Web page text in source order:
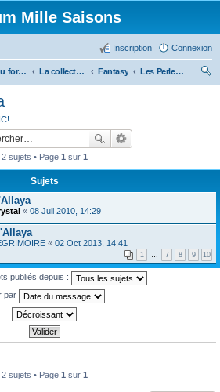
Mille Saisons
Connexion
Inscription
Accueil du forum La collection Mille Saisons Fantasy
Les Perles d'Allaya
2 sujets • Page 1 sur 1
Sujets
« 08 Juil 2010, 14:29
« 02 Oct 2013, 14:41
1 7 8 9 10
publiés depuis :
par
2 sujets • Page 1 sur 1